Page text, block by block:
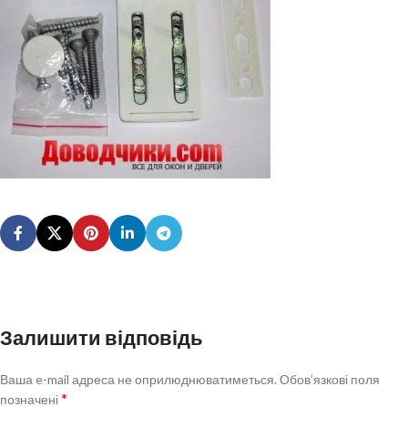
Залишити відповідь
Ваша e-mail адреса не оприлюднюватиметься. Обов’язкові поля
позначені*